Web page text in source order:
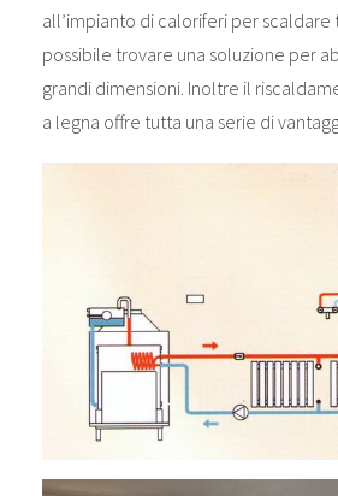
all’impianto di caloriferi per scaldare
possibile trovare una soluzione per
grandi dimensioni. Inoltre il
a legna offre tutta una serie di